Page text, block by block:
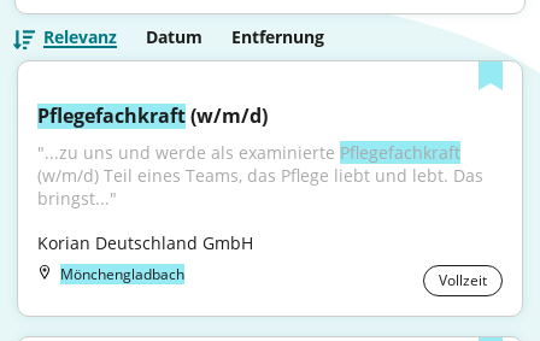
Relevanz Datum Entfernung
Pflegefachkraft (w/m/d)
"...zu uns und werde als examinierte Pflegefachkraft
(w/m/d) Teil eines Teams, das Pflege liebt und lebt. Das
bringst..."
Korian Deutschland GmbH
Mönchengladbach Vollzeit